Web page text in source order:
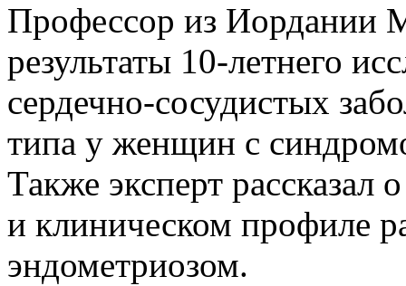
Профессор из Иордании
результаты 10-летнего
сердечно-сосудистых
типа у женщин с
Также эксперт рассказал
и клиническом профиле
эндометриозом.